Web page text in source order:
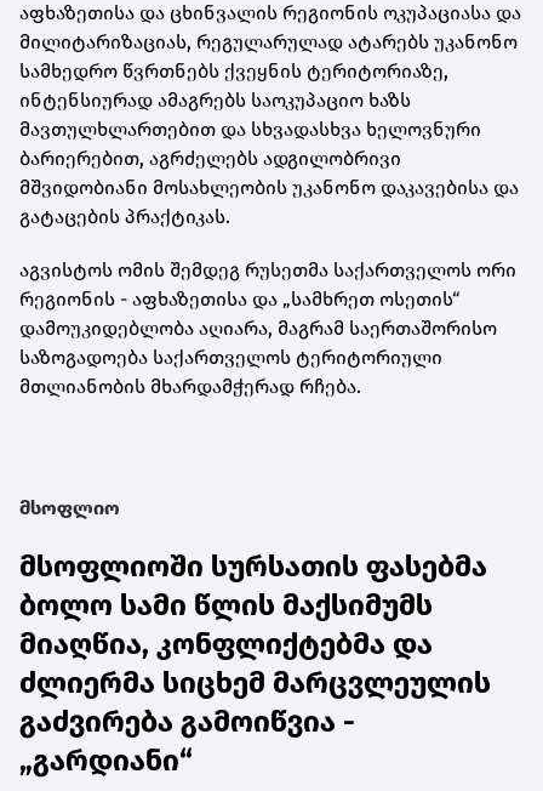
აფხაზეთისა და ცხინვალის რეგიონის ოკუპაციასა და
მილიტარიზაციას, რეგულარულად ატარებს უკანონო
სამხედრო წვრთნებს ქვეყნის ტერიტორიაზე,
ინტენსიურად ამაგრებს საოკუპაციო ხაზს
მავთულხლართებით და სხვადასხვა ხელოვნური
ბარიერებით, აგრძელებს ადგილობრივი
მშვიდობიანი მოსახლეობის უკანონო დაკავებისა და
გატაცების პრაქტიკას.
აგვისტოს ომის შემდეგ რუსეთმა საქართველოს ორი
რეგიონის - აფხაზეთისა და „სამხრეთ ოსეთის“
დამოუკიდებლობა აღიარა, მაგრამ საერთაშორისო
საზოგადოება საქართველოს ტერიტორიული
მთლიანობის მხარდამჭერად რჩება.
მსოფლიო
მსოფლიოში სურსათის ფასებმა
ბოლო სამი წლის მაქსიმუმს
მიაღწია, კონფლიქტებმა და
ძლიერმა სიცხემ მარცვლეულის
გაძვირება გამოიწვია -
„გარდიანი“